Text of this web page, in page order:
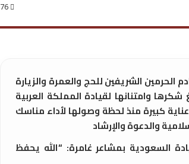
76
الشريفين للحج والعمرة والزيارة
وامتنانها لقيادة المملكة العربية
كبيرة منذ لحظة وصولها لأداء مناسك
والدعوة والإرشاد
السعودية بمشاعر غامرة: “الله يحفظ